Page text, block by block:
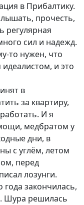
в Прибалтику.
прочесть,
регулярная
сил и надежд.
то нужен, что
и это
в
за квартиру,
И я
медбратом у
дни, в
с углём, летом
перед
лозунги.
закончилась,
Шура решилась